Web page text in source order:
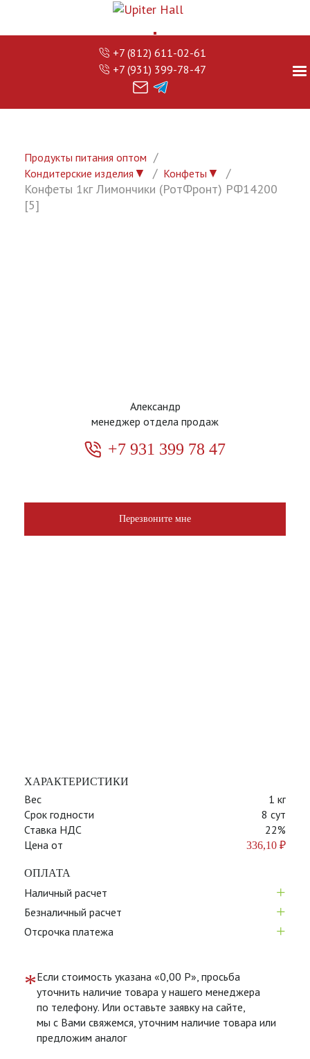
+7 (812) 611-02-61
+7 (931) 399-78-47
Продукты питания оптом
Кондитерские изделия ▼ Конфеты ▼
Конфеты 1кг Лимончики (РотФронт) РФ14200
[5]
Александр
менеджер отдела продаж
+7 931 399 78 47
Перезвоните мне
ХАРАКТЕРИСТИКИ
Вес
1 кг
Срок годности
8 сут
Ставка НДС
22%
Цена от
336,10 ₽
ОПЛАТА
Наличный расчет +
Безналичный расчет +
Отсрочка платежа +
*Если стоимость указана «0,00 Р», просьба
уточнить наличие товара у нашего менеджера
по телефону. Или оставьте заявку на сайте,
мы с Вами свяжемся, уточним наличие товара или
предложим аналог